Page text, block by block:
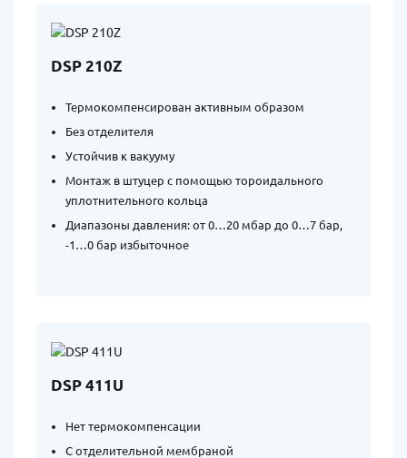
DSP 210Z
Термокомпенсирован активным образом
Без отделителя
Устойчив к вакууму
Монтаж в штуцер с помощью тороидального
уплотнительного кольца
Диапазоны давления: от 0…20 мбар до 0…7 бар,
-1…0 бар избыточное
DSP 411U
Нет термокомпенсации
С отделительной мембраной